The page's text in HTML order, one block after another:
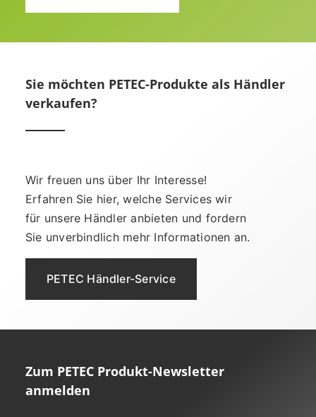
Sie möchten PETEC-Produkte als Händler
verkaufen?
Wir freuen uns über Ihr Interesse!
Erfahren Sie hier, welche Services wir
für unsere Händler anbieten und fordern
Sie unverbindlich mehr Informationen an.
PETEC Händler-Service
Zum PETEC Produkt-Newsletter
anmelden